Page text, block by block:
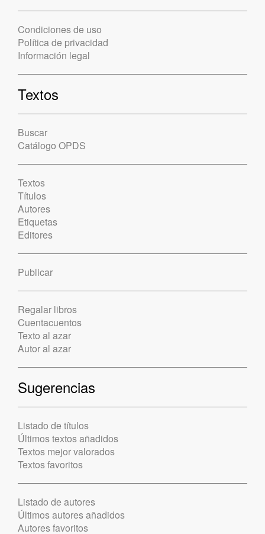
Condiciones de uso
Política de privacidad
Información legal
Textos
Buscar
Catálogo OPDS
Textos
Títulos
Autores
Etiquetas
Editores
Publicar
Regalar libros
Cuentacuentos
Texto al azar
Autor al azar
Sugerencias
Listado de títulos
Últimos textos añadidos
Textos mejor valorados
Textos favoritos
Listado de autores
Últimos autores añadidos
Autores favoritos